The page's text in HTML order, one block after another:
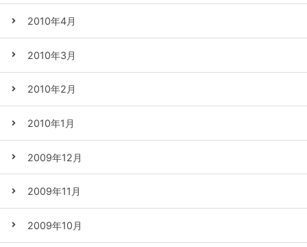
2010年4月
2010年3月
2010年2月
2010年1月
2009年12月
2009年11月
2009年10月